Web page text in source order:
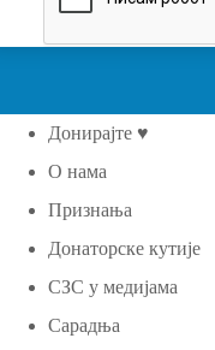
Донирајте ♥
О нама
Признања
Донаторске кутије
СЗС у медијама
Сарадња